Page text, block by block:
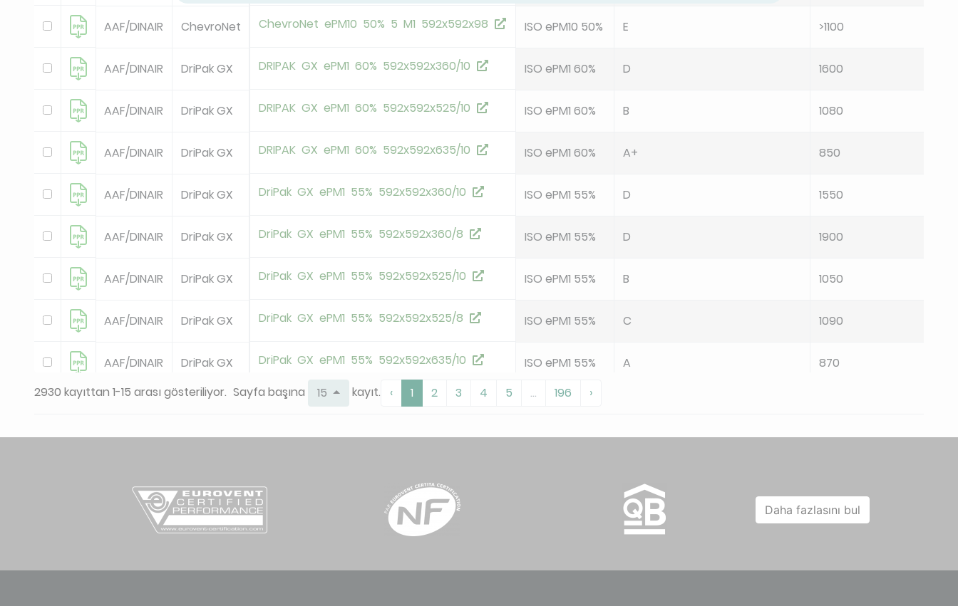
AAF/DINAIR ChevroNet ChevroNet ePM10 50% 5 M1 592x592x98 ISO ePM10 50% E >1100
AAF/DINAIR DriPak GX DRIPAK GX ePM1 60% 592x592x360/10 ISO ePM1 60% D 1600
AAF/DINAIR DriPak GX DRIPAK GX ePM1 60% 592x592x525/10 ISO ePM1 60% B 1080
AAF/DINAIR DriPak GX DRIPAK GX ePM1 60% 592x592x635/10 ISO ePM1 60% A+ 850
AAF/DINAIR DriPak GX DriPak GX ePM1 55% 592x592x360/10 ISO ePM1 55% D 1550
AAF/DINAIR DriPak GX DriPak GX ePM1 55% 592x592x360/8 ISO ePM1 55% D 1900
AAF/DINAIR DriPak GX DriPak GX ePM1 55% 592x592x525/10 ISO ePM1 55% B 1050
AAF/DINAIR DriPak GX DriPak GX ePM1 55% 592x592x525/8 ISO ePM1 55% C 1090
AAF/DINAIR DriPak GX DriPak GX ePM1 55% 592x592x635/10 ISO ePM1 55% A 870
DriPak GX ePM1 55% 592x592x635/8
AAF/DINAIR DriPak GX DriPak GX ePM1 65% 592x592x360/12 D
AAF/DINAIR DriPak GX DriPak GX ePM1 65% 592x592x360/6 E
AAF/DINAIR DriPak GX DriPak GX ePM1 65% 592x592x360/8 ISO ePM1 65% E >2050
2930 kayıttan 1-15 arası gösteriliyor. Sayfa başına 15 kayıt. ‹ 1 2 3 4 5 ... 196 ›
Daha fazlasını bul